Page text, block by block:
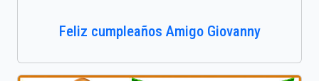
Feliz cumpleaños Amigo Giovanny